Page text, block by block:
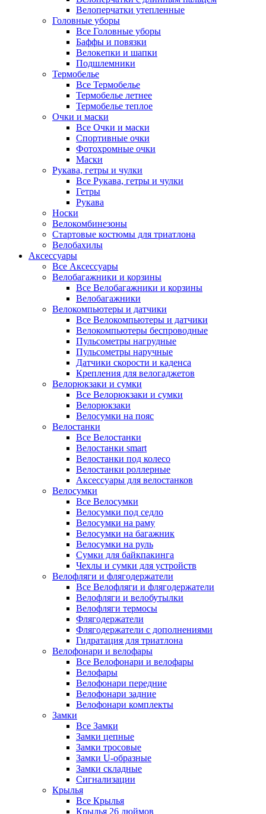
Велоперчатки утепленные
Головные уборы
Все Головные уборы
Баффы и повязки
Велокепки и шапки
Подшлемники
Термобелье
Все Термобелье
Термобелье летнее
Термобелье теплое
Очки и маски
Все Очки и маски
Спортивные очки
Фотохромные очки
Маски
Рукава, гетры и чулки
Все Рукава, гетры и чулки
Гетры
Рукава
Носки
Велокомбинезоны
Стартовые костюмы для триатлона
Велобахилы
Аксессуары
Все Аксессуары
Велобагажники и корзины
Все Велобагажники и корзины
Велобагажники
Велокомпьютеры и датчики
Все Велокомпьютеры и датчики
Велокомпьютеры беспроводные
Пульсометры нагрудные
Пульсометры наручные
Датчики скорости и каденса
Крепления для велогаджетов
Велорюкзаки и сумки
Все Велорюкзаки и сумки
Велорюкзаки
Велосумки на пояс
Велостанки
Все Велостанки
Велостанки smart
Велостанки под колесо
Велостанки роллерные
Аксессуары для велостанков
Велосумки
Все Велосумки
Велосумки под седло
Велосумки на раму
Велосумки на багажник
Велосумки на руль
Сумки для байкпакинга
Чехлы и сумки для устройств
Велофляги и флягодержатели
Все Велофляги и флягодержатели
Велофляги и велобутылки
Велофляги термосы
Флягодержатели
Флягодержатели с дополнениями
Гидратация для триатлона
Велофонари и велофары
Все Велофонари и велофары
Велофары
Велофонари передние
Велофонари задние
Велофонари комплекты
Замки
Все Замки
Замки цепные
Замки тросовые
Замки U-образные
Замки складные
Сигнализации
Крылья
Все Крылья
Крылья 26 дюймов